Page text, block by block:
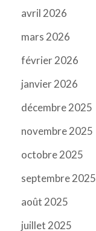
avril 2026
mars 2026
février 2026
janvier 2026
décembre 2025
novembre 2025
octobre 2025
septembre 2025
août 2025
juillet 2025